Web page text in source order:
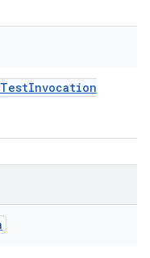
Invocation